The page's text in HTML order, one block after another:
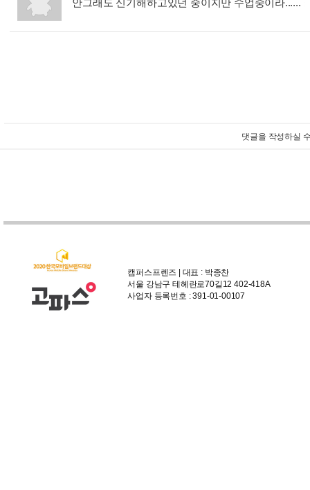
안그래도 신기해하고있던 중이지만 수업중이라......
댓글을 작성하실
캠퍼스프렌즈 | 대표 : 박종찬
서울 강남구 테헤란로70길12 402-418A
사업자 등록번호 : 391-01-00107